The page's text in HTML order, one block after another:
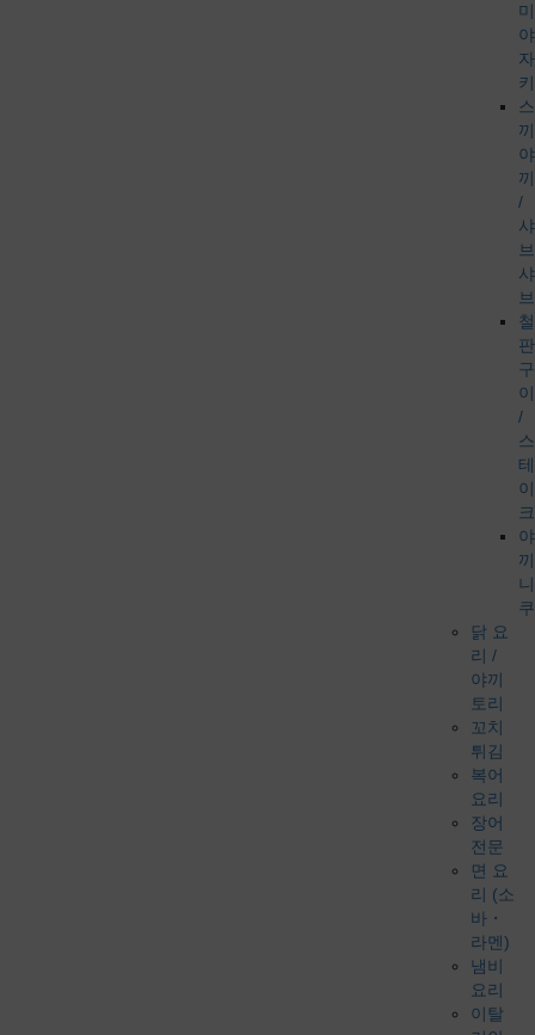
미
야
자
스
끼
야
끼
/
샤
브
샤
브
철
판
구
이
/
스
테
이
크
야
끼
니
쿠
닭 요
리 /
야끼
토리
꼬치
튀김
복어
요리
장어
전문
면 요
리 (소
바・
라멘)
냄비
요리
이탈